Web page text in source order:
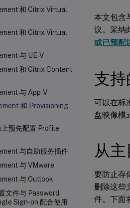
和 Citrix Virtual
和 Citrix Virtual
与 UE-V
和 Citrix Content
与 App-V
和 Provisioning
预先配置 Profile
与自助服务插件
与 VMware
与 Outlook
文件与 Password
Sign-on 配合使用
本文包含
议。采纳
或已预配
支
可以在标
盘映像模
从
要防止存
删除这些
件。下面